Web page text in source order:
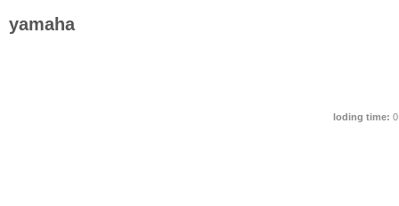
yamaha
loding time: